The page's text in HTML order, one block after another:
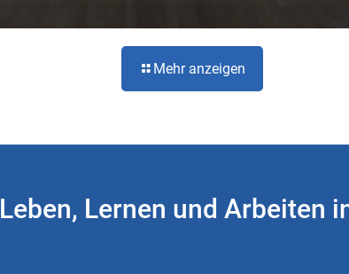
Mehr anzeigen
Leben, Lernen und Arbeiten